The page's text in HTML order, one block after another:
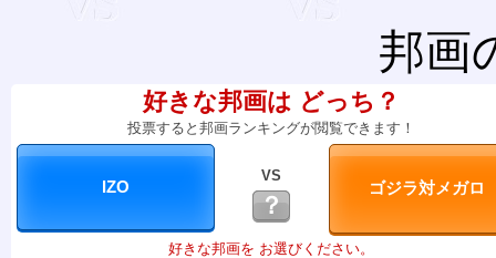
邦画
好きな邦画は どっち？
投票すると邦画ランキングが閲覧できます！
VS
？
好きな邦画を お選びください。